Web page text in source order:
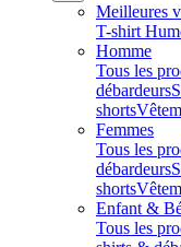
Meilleures
T-shirt
Homme
Tous les
débardeurs
shorts
Femmes
Tous les
débardeurs
shorts
Enfant &
Tous les